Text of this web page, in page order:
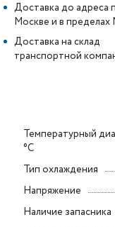
Доставка до адреса
Москве и в
Доставка на склад
транспортной
Температурный
°C
Тип охлаждения
Напряжение
Наличие запасника